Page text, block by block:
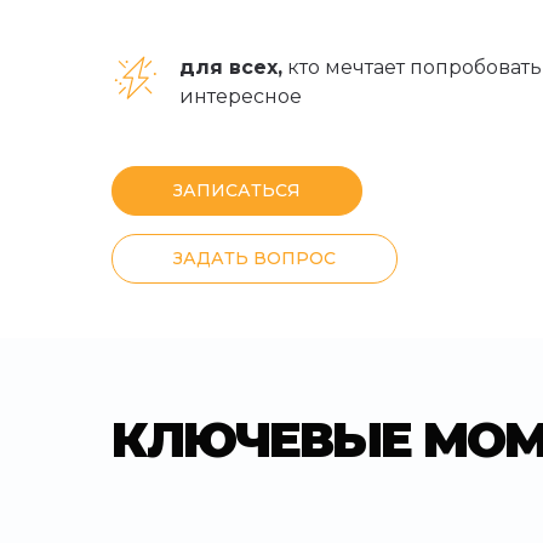
для всех, кто мечтает
интересное
ЗАПИСАТЬСЯ
ЗАДАТЬ ВОПРОС
КЛЮЧЕВЫЕ